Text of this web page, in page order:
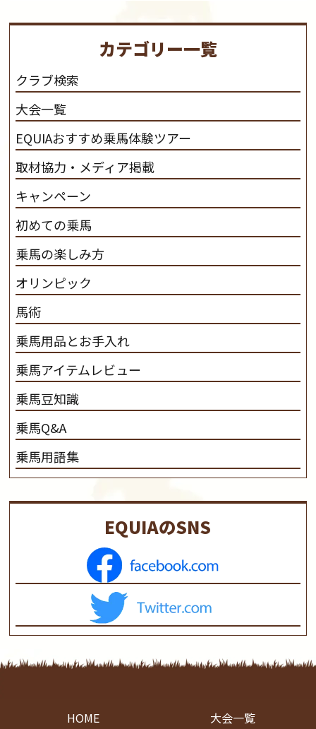
さと魅力を追求します。 私たちは、馬の品種と血統にこ
だわります。 私たちは、乗用馬の質の向上を目指し、生
産･育成･調教を一貫して行います。カナディアンキャ
ンプ乗馬クラブ九州のツアー情報はこちら
カテゴリー一覧
クラブ検索
大会一覧
EQUIAおすすめ乗馬体験ツアー
取材協力・メディア掲載
キャンペーン
初めての乗馬
乗馬の楽しみ方
オリンピック
馬術
乗馬用品とお手入れ
乗馬アイテムレビュー
乗馬豆知識
乗馬Q&A
乗馬用語集
EQUIAのSNS
HOME
大会一覧